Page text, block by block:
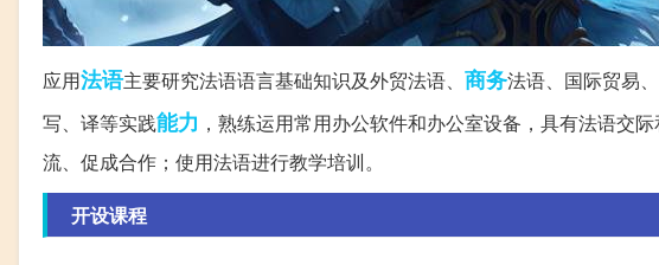
应用法语主要研究法语语言基础知识及外贸法语、 商务法语、国际贸易
写、译等实践能力 ，熟练运用常用办公软件和办公室设备，具有法语交
流、促成合作；使用法语进行教学培训。
开设课程